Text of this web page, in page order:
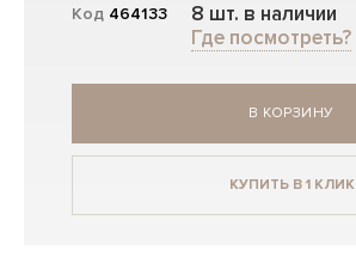
Код 464133
8 шт. в наличии
Где посмотреть?
В КОРЗИНУ
КУПИТЬ В 1 КЛИК